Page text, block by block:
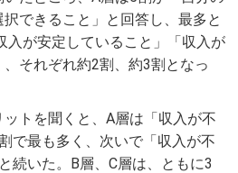
できること」と回答し、最多と
入が安定していること」「収入が
それぞれ約2割、約3割となっ
トを聞くと、A層は「収入が不
で最も多く、次いで「収入が不
続いた。B層、C層は、ともに3